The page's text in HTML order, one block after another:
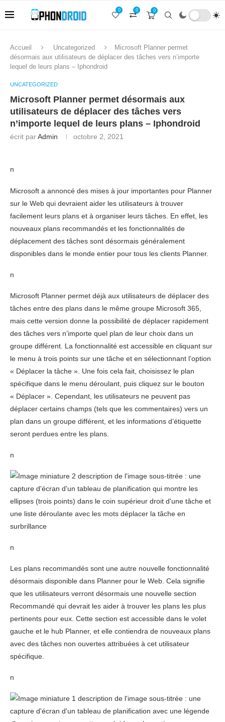
0
0
0
Accueil Uncategorized
Microsoft Planner permet
désormais aux utilisateurs de déplacer des tâches vers n’importe
lequel de leurs plans – Iphondroid
UNCATEGORIZED
Microsoft Planner permet désormais aux
utilisateurs de déplacer des tâches vers
n’importe lequel de leurs plans – Iphondroid
écrit parAdmin octobre 2, 2021
n
Microsoft a annoncé des mises à jour importantes pour Planner
sur le Web qui devraient aider les utilisateurs à trouver
facilement leurs plans et à organiser leurs tâches. En effet, les
nouveaux plans recommandés et les fonctionnalités de
déplacement des tâches sont désormais généralement
disponibles dans le monde entier pour tous les clients Planner.
n
Microsoft Planner permet déjà aux utilisateurs de déplacer des
tâches entre des plans dans le même groupe Microsoft 365,
mais cette version donne la possibilité de déplacer rapidement
des tâches vers n’importe quel plan de leur choix dans un
groupe différent. La fonctionnalité est accessible en cliquant sur
le menu à trois points sur une tâche et en sélectionnant l’option
« Déplacer la tâche ». Une fois cela fait, choisissez le plan
spécifique dans le menu déroulant, puis cliquez sur le bouton
« Déplacer ». Cependant, les utilisateurs ne peuvent pas
déplacer certains champs (tels que les commentaires) vers un
plan dans un groupe différent, et les informations d’étiquette
seront perdues entre les plans.
n
n
Les plans recommandés sont une autre nouvelle fonctionnalité
désormais disponible dans Planner pour le Web. Cela signifie
que les utilisateurs verront désormais une nouvelle section
Recommandé qui devrait les aider à trouver les plans les plus
pertinents pour eux. Cette section est accessible dans le volet
gauche et le hub Planner, et elle contiendra de nouveaux plans
avec des tâches non ouvertes attribuées à cet utilisateur
spécifique.
n